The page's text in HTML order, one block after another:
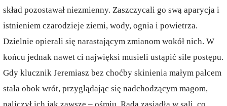
skład pozostawał niezmienny. Zaszczycali go swą aparycja i
istnieniem czarodzieje ziemi, wody, ognia i powietrza.
Dzielnie opierali się narastającym zmianom wokół nich. W
końcu jednak nawet ci najwięksi musieli ustąpić sile postępu.
Gdy klucznik Jeremiasz bez choćby skinienia małym palcem
stała obok wrót, przyglądając się nadchodzącym magom,